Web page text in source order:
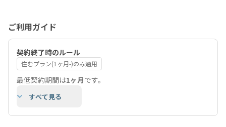
ご利用ガイド
契約終了時のルール
住むプラン(1ヶ月-)のみ適用
最低契約期間は1ヶ月です。
すべて見る